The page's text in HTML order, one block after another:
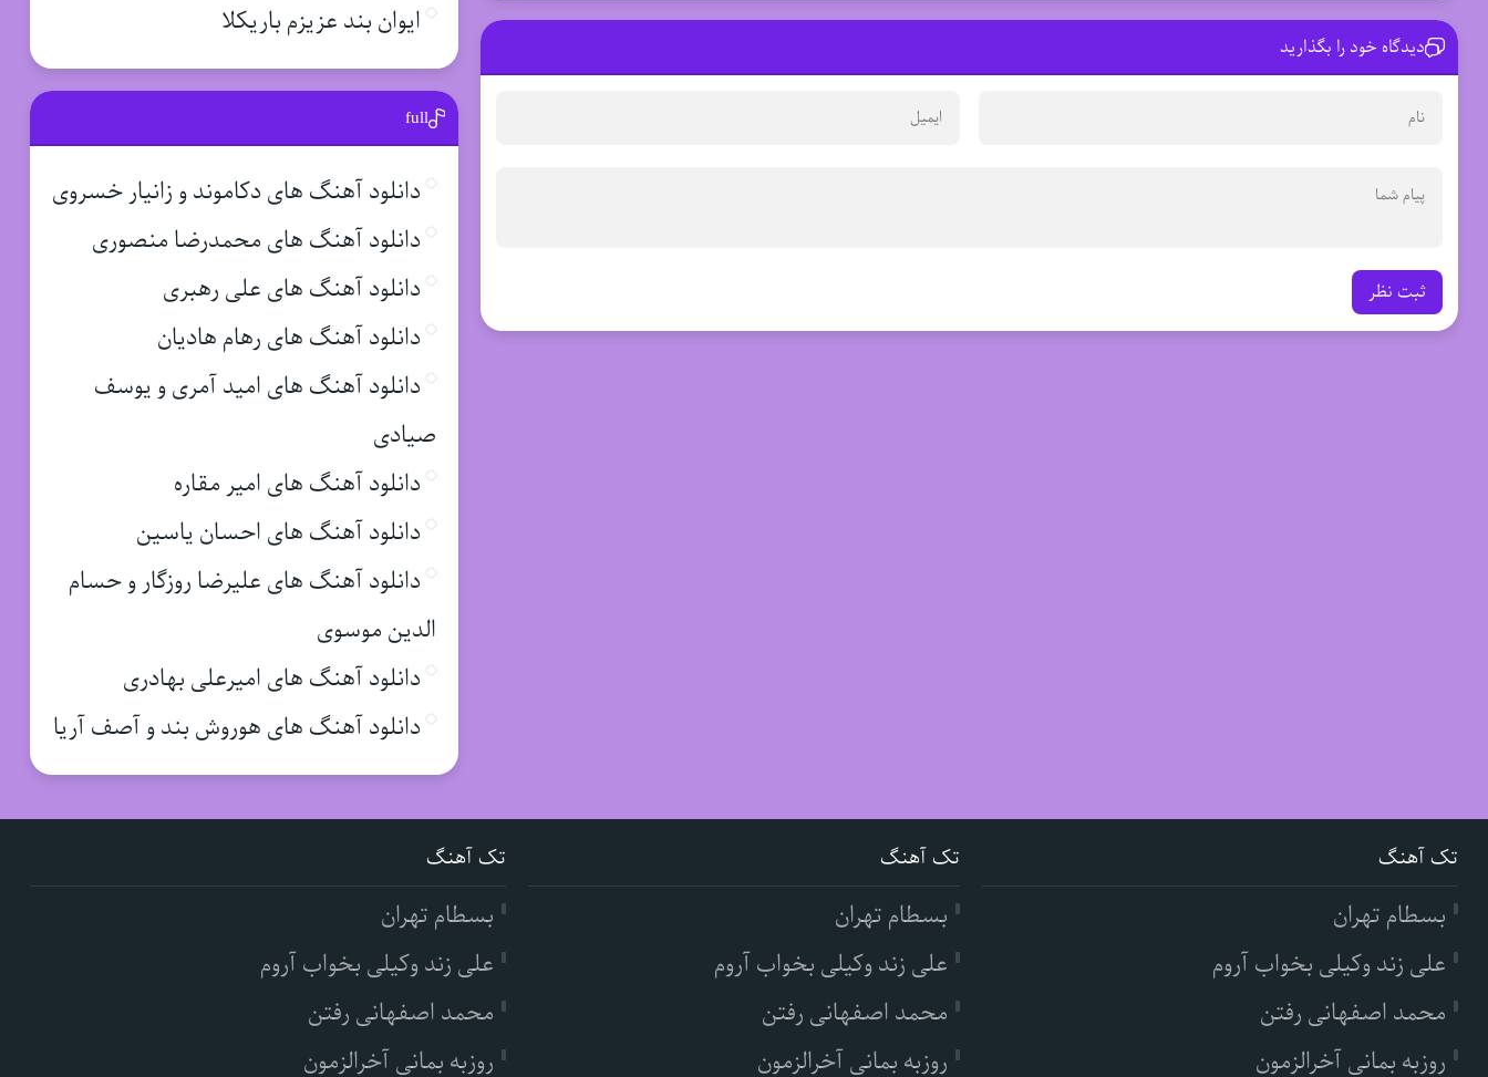
دیدگاه خود را بگذارید
ثبت نظر
ایوان بند عزیزم باریکلا
full
دانلود آهنگ های دکاموند و زانیار خسروی
دانلود آهنگ های محمدرضا منصوری
دانلود آهنگ های علی رهبری
دانلود آهنگ های رهام هادیان
دانلود آهنگ های امید آمری و یوسف
صیادی
دانلود آهنگ های امیر مقاره
دانلود آهنگ های احسان یاسین
دانلود آهنگ های علیرضا روزگار و حسام
الدین موسوی
دانلود آهنگ های امیرعلی بهادری
دانلود آهنگ های هوروش بند و آصف آریا
تک آهنگ
بسطام تهران
علی زند وکیلی بخواب آروم
محمد اصفهانی رفتن
روزبه بمانی آخرالزمون
تک آهنگ
بسطام تهران
علی زند وکیلی بخواب آروم
محمد اصفهانی رفتن
روزبه بمانی آخرالزمون
تک آهنگ
بسطام تهران
علی زند وکیلی بخواب آروم
محمد اصفهانی رفتن
روزبه بمانی آخرالزمون